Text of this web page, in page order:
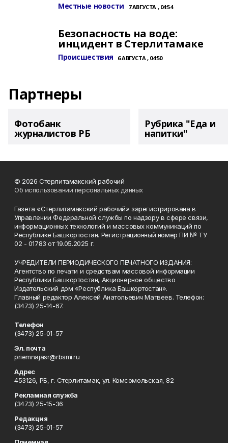
Местные новости 7 АВГУСТА , 04:54
Безопасность на воде:
инцидент в Стерлитамаке
Происшествия 6 АВГУСТА , 04:50
Партнеры
Фотобанк
журналистов РБ
Рубрика "Еда и
напитки"
© 2026 Стерлитамакский рабочий
Об использовании персональных данных
Газета «Стерлитамакский рабочий» зарегистрирована в
Управлении Федеральной службы по надзору в сфере связи,
информационных технологий и массовых коммуникаций по
Республике Башкортостан. Регистрационный номер ПИ № ТУ
02 - 01783 от 19.05.2025 г.
УЧРЕДИТЕЛИ ПЕРИОДИЧЕСКОГО ПЕЧАТНОГО ИЗДАНИЯ:
Агентство по печати и средствам массовой информации
Республики Башкортостан, Акционерное общество
Издательский дом «Республика Башкортостан».
Главный редактор Алексей Анатольевич Матвеев. Телефон:
(3473) 25-14-67.
Телефон
(3473) 25-01-57
Эл. почта
priemnajasr@rbsmi.ru
Адрес
453126, РБ, г. Стерлитамак, ул. Комсомольская, 82
Рекламная служба
(3473) 25-15-36
Редакция
(3473) 25-01-57